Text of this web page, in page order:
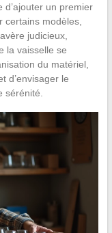
d’ajouter un premier
certains modèles,
judicieux,
la vaisselle se
du matériel,
d’envisager le
sérénité.